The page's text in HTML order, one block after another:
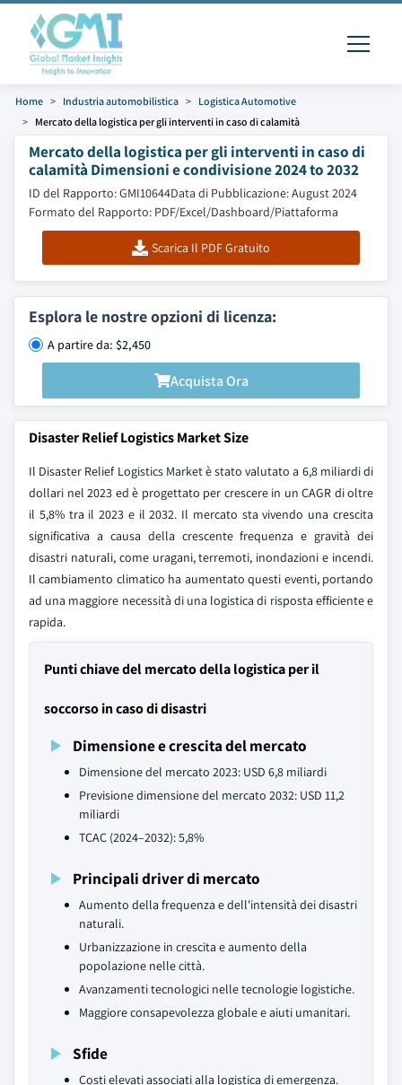
Home Industria automobilistica
Logistica Automotive
Mercato della logistica per gli interventi in caso di calamità
Mercato della logistica per gli interventi in caso di
calamità Dimensioni e condivisione 2024 to 2032
ID del Rapporto: GMI10644Data di Pubblicazione: August 2024
Formato del Rapporto: PDF/Excel/Dashboard/Piattaforma
Scarica Il PDF Gratuito
Esplora le nostre opzioni di licenza:
A partire da: $2,450
Acquista Ora
Disaster Relief Logistics Market Size
Il Disaster Relief Logistics Market è stato valutato a 6,8 miliardi di
dollari nel 2023 ed è progettato per crescere in un CAGR di oltre
il 5,8% tra il 2023 e il 2032. Il mercato sta vivendo una crescita
significativa a causa della crescente frequenza e gravità dei
disastri naturali, come uragani, terremoti, inondazioni e incendi.
Il cambiamento climatico ha aumentato questi eventi, portando
ad una maggiore necessità di una logistica di risposta efficiente e
rapida.
Punti chiave del mercato della logistica per il
soccorso in caso di disastri
Dimensione e crescita del mercato
Dimensione del mercato 2023: USD 6,8 miliardi
Previsione dimensione del mercato 2032: USD 11,2
miliardi
TCAC (2024–2032): 5,8%
Principali driver di mercato
Aumento della frequenza e dell'intensità dei disastri
naturali.
Urbanizzazione in crescita e aumento della
popolazione nelle città.
Avanzamenti tecnologici nelle tecnologie logistiche.
Maggiore consapevolezza globale e aiuti umanitari.
Sfide
Costi elevati associati alla logistica di emergenza.